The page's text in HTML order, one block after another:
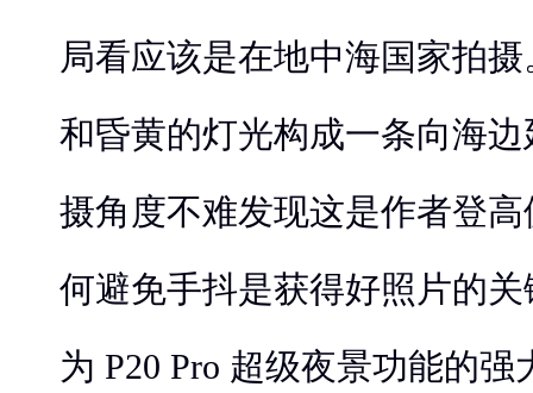
局看应该是在地中海国家拍
和昏黄的灯光构成一条向海
摄角度不难发现这是作者登
何避免手抖是获得好照片的
为 P20 Pro 超级夜景功能的